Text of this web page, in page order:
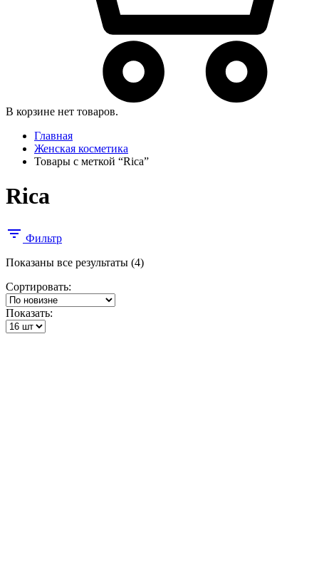
В корзине нет товаров.
Главная
Женская косметика
Товары с меткой “Rica”
Rica
Фильтр
Показаны все результаты (4)Сортировка:
Сортировать:
Показать: